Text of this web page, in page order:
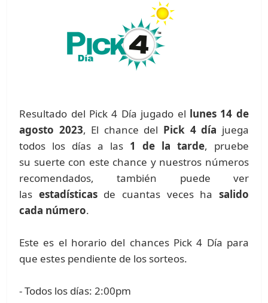
Resultado del Pick 4 Día jugado el lunes 14 de
agosto 2023, El chance del Pick 4 día juega
todos los días a las 1 de la tarde, pruebe
su suerte con este chance y nuestros números
recomendados, también puede ver
las estadísticasde cuantas veces ha salido
cada número.
Este es el horario del chances Pick 4 Día para
que estes pendiente de los sorteos.
- Todos los días: 2:00pm